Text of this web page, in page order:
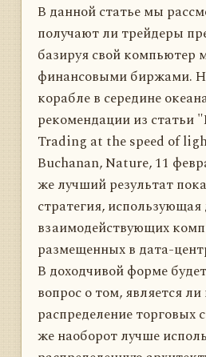
В данной статье мы
получают ли трейдеры
базируя свой компьютер
финансовыми биржами.
корабле в середине
рекомендации из статьи
Trading at the speed of
Buchanan, Nature, 11
же лучший результат
стратегия, использующая
взаимодействующих
размещенных в дата-
В доходчивой форме
вопрос о том, является
распределение торговых
же наоборот лучше